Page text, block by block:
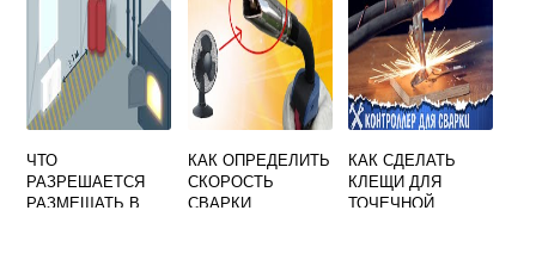
ЧТО
РАЗРЕШАЕТСЯ
РАЗМЕЩАТЬ В
КАК ОПРЕДЕЛИТЬ
СКОРОСТЬ
СВАРКИ
КАК СДЕЛАТЬ
КЛЕЩИ ДЛЯ
ТОЧЕЧНОЙ